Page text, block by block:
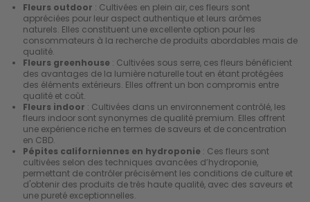
Fleurs outdoor : Cultivées en plein air, ces fleurs sont
appréciées pour leur aspect authentique et leurs arômes
naturels. Elles constituent une excellente option pour les
consommateurs à la recherche de produits abordables mais de
qualité.
Fleurs greenhouse : Cultivées sous serre, ces fleurs bénéficient
des avantages de la lumière naturelle tout en étant protégées
des éléments extérieurs. Elles offrent un bon compromis entre
qualité et coût.
Fleurs indoor : Cultivées dans un environnement contrôlé, les
fleurs indoor sont synonymes de qualité premium. Elles offrent
une expérience riche en termes de saveurs et de concentration
en CBD.
Pépites californiennes en hydroponie : Ces fleurs sont
cultivées selon des techniques avancées d’hydroponie,
permettant de contrôler précisément les conditions de culture et
d'obtenir des produits de très haute qualité, avec des saveurs et
une pureté exceptionnelles.